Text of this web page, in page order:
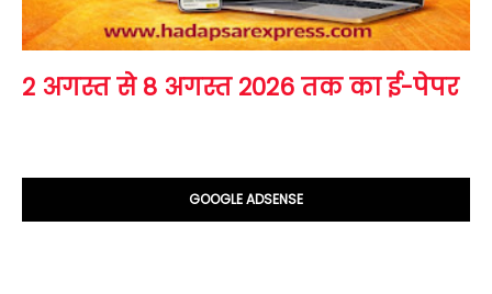
2 अगस्त से 8 अगस्त 2026 तक का ई-पेपर
GOOGLE ADSENSE